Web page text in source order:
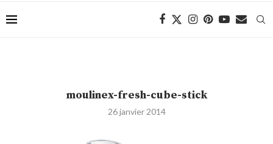
moulinex-fresh-cube-stick
26 janvier 2014